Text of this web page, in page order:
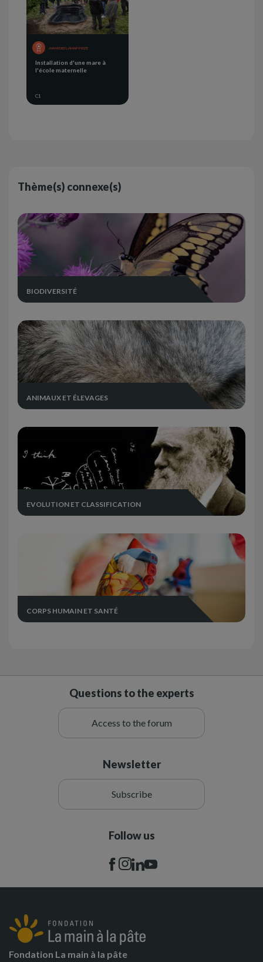
AWARDED LAMAP PRIZE
Installation d'une mare à
l'école maternelle
C1
Thème(s) connexe(s)
BIODIVERSITÉ
ANIMAUX ET ÉLEVAGES
EVOLUTION ET CLASSIFICATION
CORPS HUMAIN ET SANTÉ
Questions to the experts
Access to the forum
Newsletter
Subscribe
Follow us
Fondation La main à la pâte